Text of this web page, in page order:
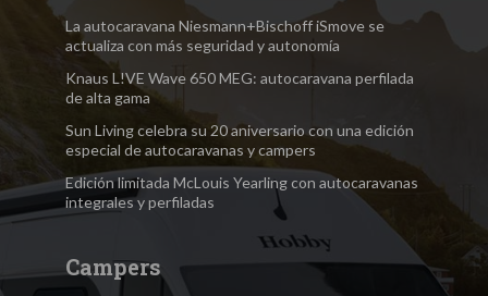
La autocaravana Niesmann+Bischoff iSmove se
actualiza con más seguridad y autonomía
Knaus L!VE Wave 650 MEG: autocaravana perfilada
de alta gama
Sun Living celebra su 20 aniversario con una edición
especial de autocaravanas y campers
Edición limitada McLouis Yearling con autocaravanas
integrales y perfiladas
Campers